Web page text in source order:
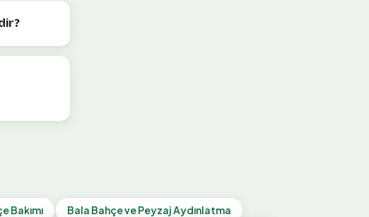
Bakımı Bala Bahçe ve Peyzaj Aydınlatma